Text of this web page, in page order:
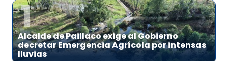
1
Alcalde de Paillaco exige al Gobierno
decretar Emergencia Agrícola por intensas
lluvias